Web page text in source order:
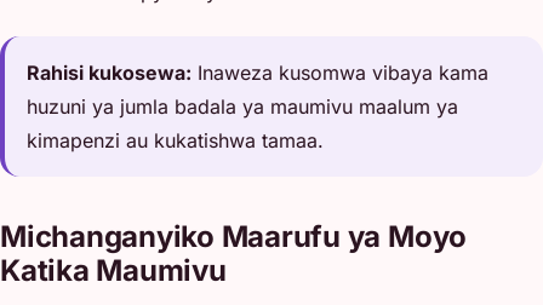
Rahisi kukosewa: Inaweza kusomwa vibaya kama
huzuni ya jumla badala ya maumivu maalum ya
kimapenzi au kukatishwa tamaa.
Michanganyiko Maarufu ya Moyo
Katika Maumivu